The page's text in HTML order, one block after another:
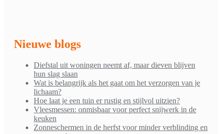
Nieuwe blogs
Diefstal uit woningen neemt af, maar dieven blijven
hun slag slaan
Wat is belangrijk als het gaat om het verzorgen van je
lichaam?
Hoe laat je een tuin er rustig en stijlvol uitzien?
Vleesmessen: onmisbaar voor perfect snijwerk in de
keuken
Zonneschermen in de herfst voor minder verblinding en